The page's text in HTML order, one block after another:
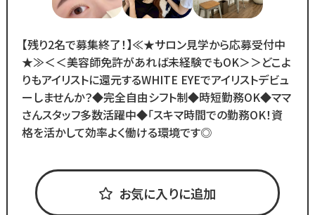
【残り2名で募集終了！】≪★サロン見学から応募受付中
★≫＜＜美容師免許があれば未経験でもOK＞＞どこよ
りもアイリストに還元するWHITE EYEでアイリストデビュ
ーしませんか？◆完全自由シフト制◆時短勤務OK◆ママ
さんスタッフ多数活躍中◆「スキマ時間での勤務OK！資
格を活かして効率よく働ける環境です◎
お気に入りに追加